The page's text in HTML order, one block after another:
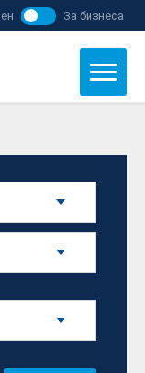
За бизнеса